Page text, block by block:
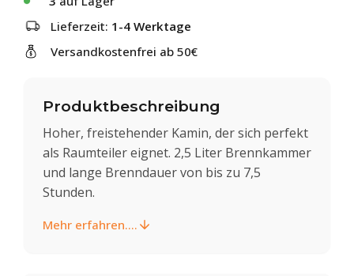
Lieferzeit: 1-4 Werktage
Versandkostenfrei ab 50€
Produktbeschreibung
Hoher, freistehender Kamin, der sich perfekt
als Raumteiler eignet. 2,5 Liter Brennkammer
und lange Brenndauer von bis zu 7,5
Stunden.
Mehr erfahren....